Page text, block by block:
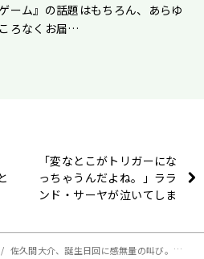
ーム』の話題はもちろん、あらゆ
ろなくお届…
「変なとこがトリガーにな
っちゃうんだよね。」ララ
ンド・サーヤが泣いてしま
佐久間大介、誕生日回に感無量の叫び。「これが冠番組の力か！ありがてぇ！」